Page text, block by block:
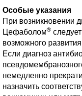
Особые указания
При возникновении
Цефаболом®
возможного
Если диагноз
немедленно
назначить